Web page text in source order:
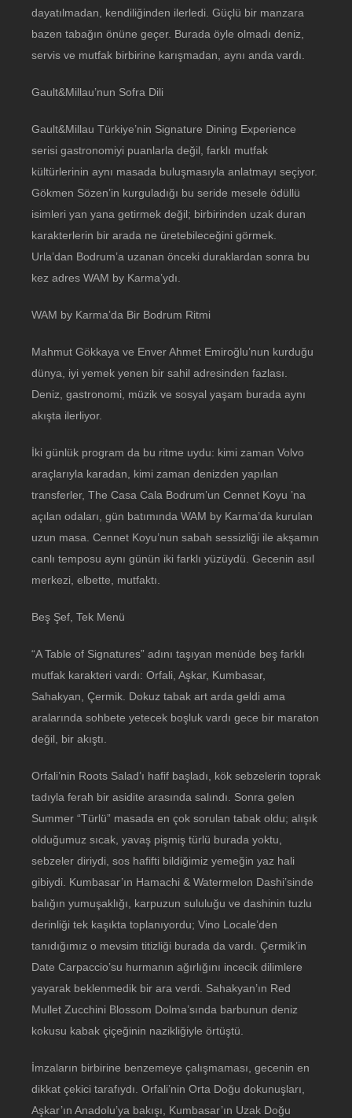
dayatılmadan, kendiliğinden ilerledi. Güçlü bir manzara
bazen tabağın önüne geçer. Burada öyle olmadı deniz,
servis ve mutfak birbirine karışmadan, aynı anda vardı.
Gault&Millau’nun Sofra Dili
Gault&Millau Türkiye’nin Signature Dining Experience
serisi gastronomiyi puanlarla değil, farklı mutfak
kültürlerinin aynı masada buluşmasıyla anlatmayı seçiyor.
Gökmen Sözen’in kurguladığı bu seride mesele ödüllü
isimleri yan yana getirmek değil; birbirinden uzak duran
karakterlerin bir arada ne üretebileceğini görmek.
Urla’dan Bodrum’a uzanan önceki duraklardan sonra bu
kez adres WAM by Karma’ydı.
WAM by Karma’da Bir Bodrum Ritmi
Mahmut Gökkaya ve Enver Ahmet Emiroğlu’nun kurduğu
dünya, iyi yemek yenen bir sahil adresinden fazlası.
Deniz, gastronomi, müzik ve sosyal yaşam burada aynı
akışta ilerliyor.
İki günlük program da bu ritme uydu: kimi zaman Volvo
araçlarıyla karadan, kimi zaman denizden yapılan
transferler, The Casa Cala Bodrum’un Cennet Koyu ’na
açılan odaları, gün batımında WAM by Karma’da kurulan
uzun masa. Cennet Koyu’nun sabah sessizliği ile akşamın
canlı temposu aynı günün iki farklı yüzüydü. Gecenin asıl
merkezi, elbette, mutfaktı.
Beş Şef, Tek Menü
“A Table of Signatures” adını taşıyan menüde beş farklı
mutfak karakteri vardı: Orfali, Aşkar, Kumbasar,
Sahakyan, Çermik. Dokuz tabak art arda geldi ama
aralarında sohbete yetecek boşluk vardı gece bir maraton
değil, bir akıştı.
Orfali’nin Roots Salad’ı hafif başladı, kök sebzelerin toprak
tadıyla ferah bir asidite arasında salındı. Sonra gelen
Summer “Türlü” masada en çok sorulan tabak oldu; alışık
olduğumuz sıcak, yavaş pişmiş türlü burada yoktu,
sebzeler diriydi, sos hafifti bildiğimiz yemeğin yaz hali
gibiydi. Kumbasar’ın Hamachi & Watermelon Dashi’sinde
balığın yumuşaklığı, karpuzun sululuğu ve dashinin tuzlu
derinliği tek kaşıkta toplanıyordu; Vino Locale’den
tanıdığımız o mevsim titizliği burada da vardı. Çermik’in
Date Carpaccio’su hurmanın ağırlığını incecik dilimlere
yayarak beklenmedik bir ara verdi. Sahakyan’ın Red
Mullet Zucchini Blossom Dolma’sında barbunun deniz
kokusu kabak çiçeğinin nazikliğiyle örtüştü.
İmzaların birbirine benzemeye çalışmaması, gecenin en
dikkat çekici tarafıydı. Orfali’nin Orta Doğu dokunuşları,
Aşkar’ın Anadolu’ya bakışı, Kumbasar’ın Uzak Doğu